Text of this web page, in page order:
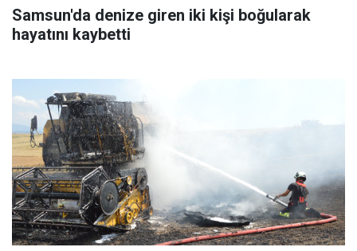
Samsun'da denize giren iki kişi boğularak
hayatını kaybetti